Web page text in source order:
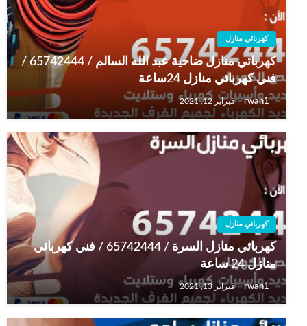
كهربائي منازل
كهربائي منازل ضاحية عبد الله السالم / 65742444 /
فني كهربائي منازل 24ساعة
rwan1 فبراير 12, 2021
كهربائي منازل
كهربائي منازل السرة / 65742444 / فني كهربائي
منازل 24 ساعة
rwan1 فبراير 13, 2021